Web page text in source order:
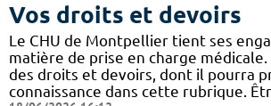
Vos droits et devoirs
Le CHU de Montpellier tient ses
matière de prise en charge
des droits et devoirs, dont il pourra
connaissance dans cette rubrique.